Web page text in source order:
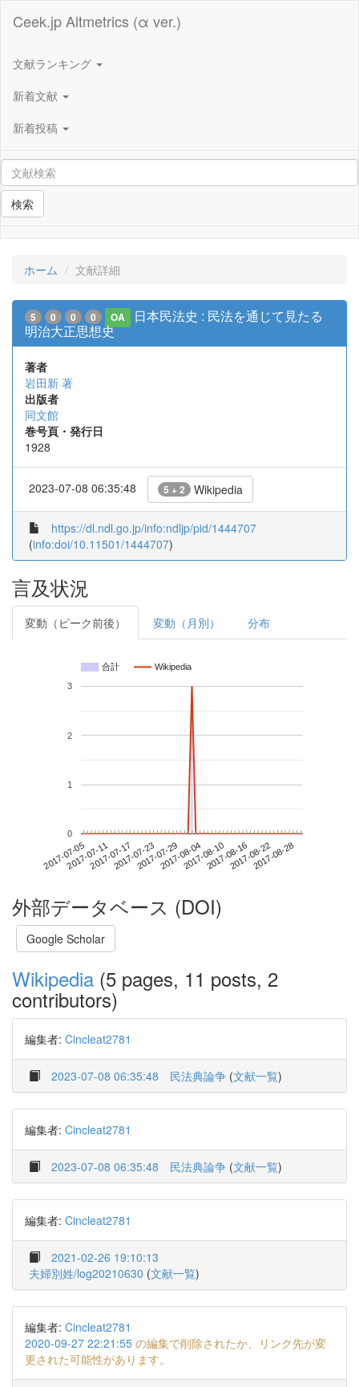
Ceek.jp Altmetrics (α ver.)
文献ランキング
新着文献
新着投稿
検索
ホーム 文献詳細
5 0 0 0 OA
日本民法史 : 民法を通じて見たる
明治大正思想史
著者
岩田新 著
出版者
同文館
巻号頁・発行日
1928
2023-07-08 06:35:48 5 + 2 Wikipedia
https://dl.ndl.go.jp/info:ndljp/pid/1444707
(info:doi/10.11501/1444707)
言及状況
変動（ピーク前後） 変動（月別） 分布
合計 Wikipedia
2017-07-052017-07-112017-07-172017-07-232017-07-292017-08-042017-08-102017-08-162017-08-222017-08-28
0
1
2
3
外部データベース (DOI)
Google Scholar
Wikipedia (5 pages, 11 posts, 2
contributors)
編集者: Cincleat2781
2023-07-08 06:35:48 民法典論争 (文献一覧)
編集者: Cincleat2781
2023-07-08 06:35:48 民法典論争 (文献一覧)
編集者: Cincleat2781
2021-02-26 19:10:13
夫婦別姓/log20210630 (文献一覧)
編集者: Cincleat2781
2020-09-27 22:21:55 の編集で削除されたか、リンク先が変
更された可能性があります。